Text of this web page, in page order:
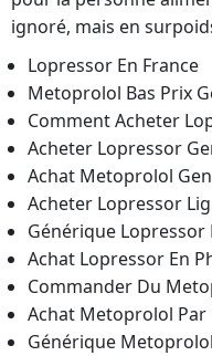
ignoré, mais en
Lopressor En France
Metoprolol Bas Prix
Comment Acheter
Acheter Lopressor
Achat Metoprolol
Acheter Lopressor
Générique
Achat Lopressor En
Commander Du
Achat Metoprolol Par
Générique